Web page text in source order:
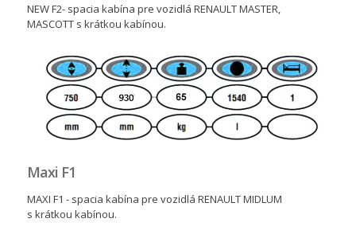
NEW F2- spacia kabína pre vozidlá RENAULT MASTER,
MASCOTT s krátkou kabínou.
Maxi F1
MAXI F1 - spacia kabína pre vozidlá RENAULT MIDLUM
s krátkou kabínou.